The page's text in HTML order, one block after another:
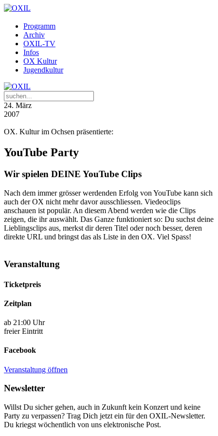
Programm
Archiv
OXIL-TV
Infos
OX Kultur
Jugendkultur
24. März
2007
OX. Kultur im Ochsen präsentierte:
YouTube Party
Wir spielen DEINE YouTube Clips
Nach dem immer grösser werdenden Erfolg von YouTube kann sich
auch der OX nicht mehr davor ausschliessen. Viedeoclips
anschauen ist populär. An diesem Abend werden wie die Clips
zeigen, die ihr auswählt. Das Ganze funktioniert so: Du suchst deine
Lieblingsclips aus, merkst dir deren Titel oder noch besser, deren
direkte URL und bringst das als Liste in den OX. Viel Spass!
Veranstaltung
Ticketpreis
Zeitplan
ab 21:00 Uhr
freier Eintritt
Facebook
Veranstaltung öffnen
Newsletter
Willst Du sicher gehen, auch in Zukunft kein Konzert und keine
Party zu verpassen? Trag Dich jetzt ein für den OXIL-Newsletter.
Du kriegst wöchentlich von uns elektronische Post.